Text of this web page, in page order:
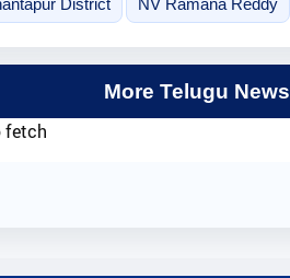
District NV Ramana Reddy
More Telugu News
fetch